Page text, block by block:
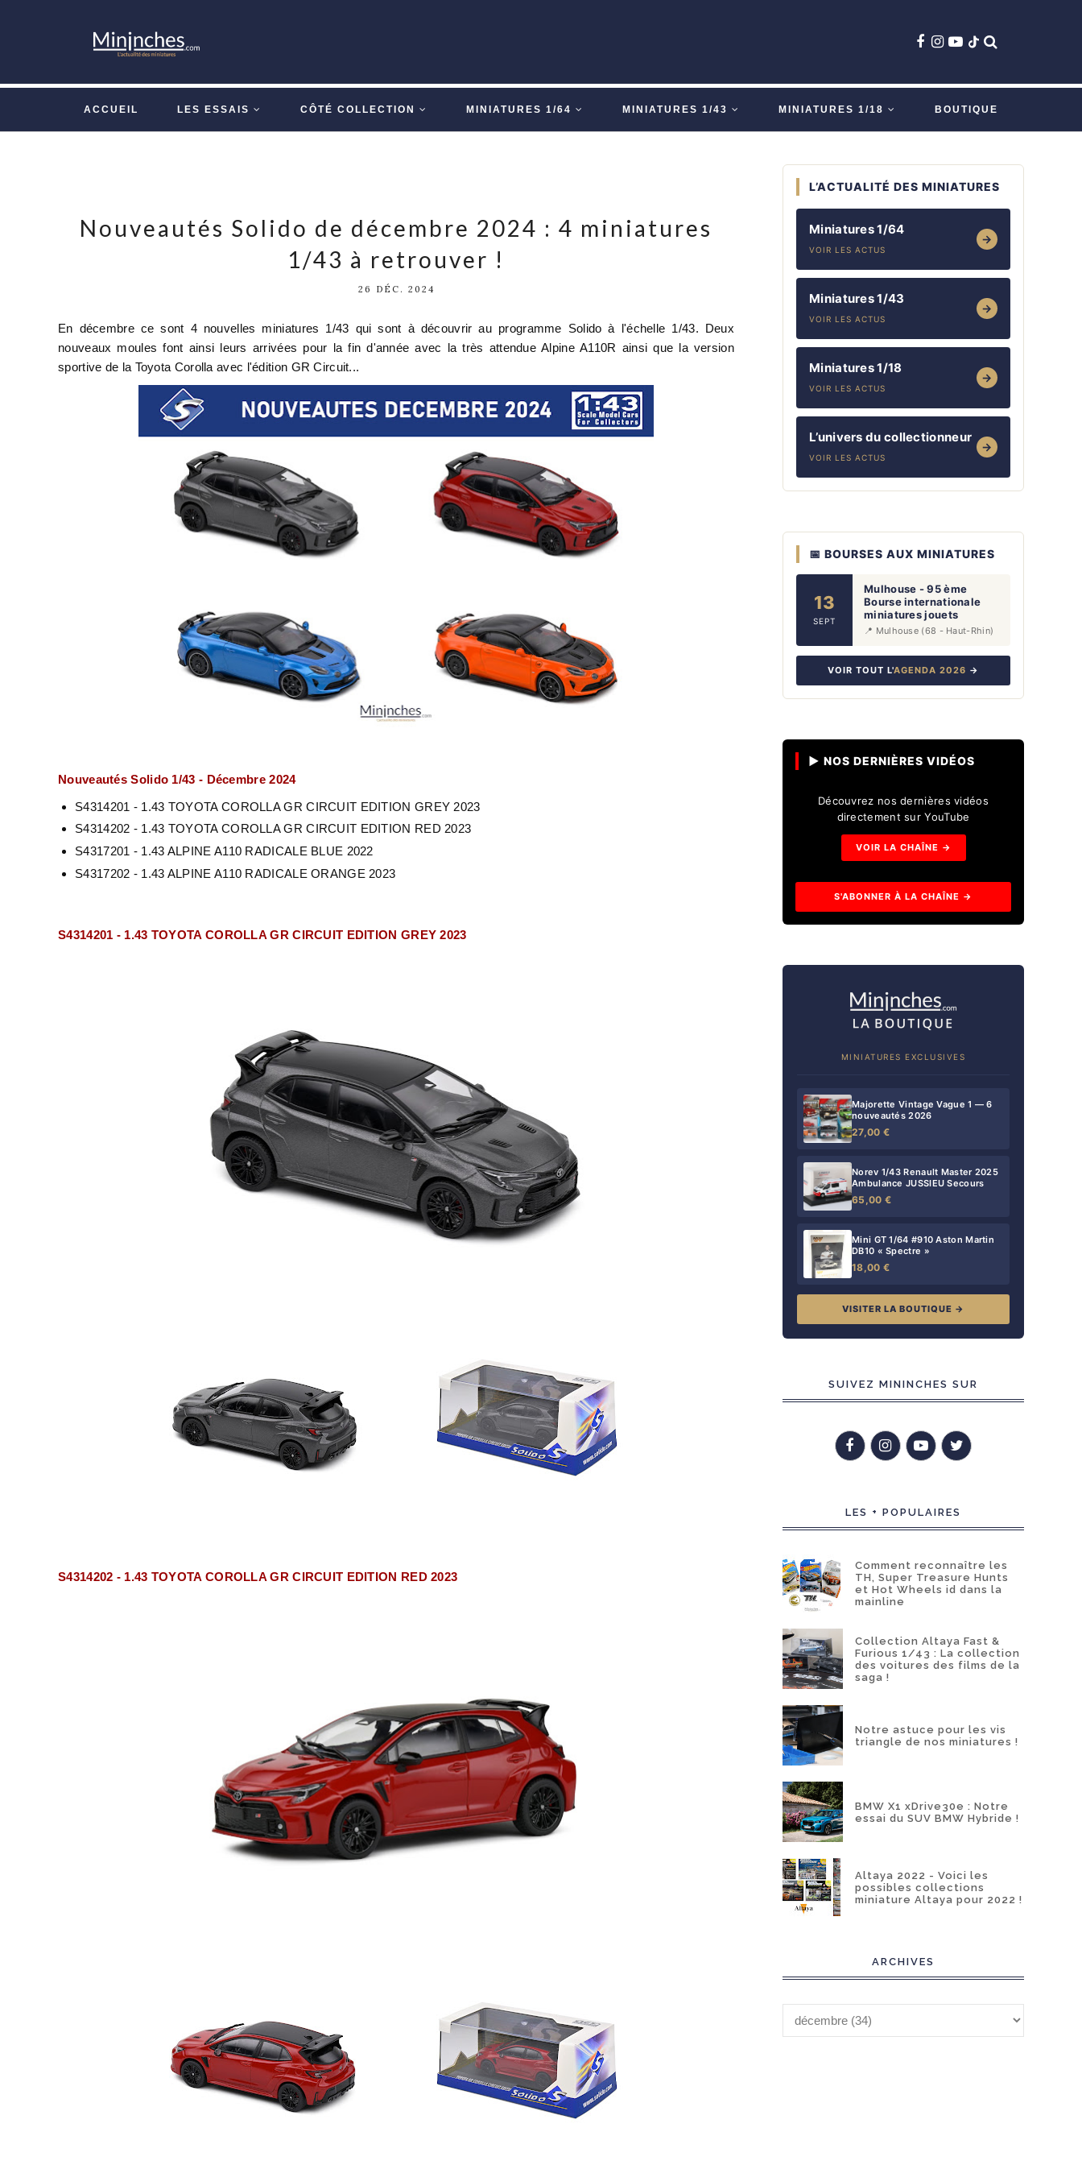
ACCUEIL LES ESSAIS CÔTÉ COLLECTION MINIATURES 1/64 MINIATURES 1/43 MINIATURES 1/18 BOUTIQUE
Nouveautés Solido de décembre 2024 : 4 miniatures
1/43 à retrouver !
26 DÉC. 2024
En décembre ce sont 4 nouvelles miniatures 1/43 qui sont à découvrir au programme Solido à l'échelle 1/43. Deux
nouveaux moules font ainsi leurs arrivées pour la fin d'année avec la très attendue Alpine A110R ainsi que la version
sportive de la Toyota Corolla avec l'édition GR Circuit...
Nouveautés Solido 1/43 - Décembre 2024
S4314201 - 1.43 TOYOTA COROLLA GR CIRCUIT EDITION GREY 2023
S4314202 - 1.43 TOYOTA COROLLA GR CIRCUIT EDITION RED 2023
S4317201 - 1.43 ALPINE A110 RADICALE BLUE 2022
S4317202 - 1.43 ALPINE A110 RADICALE ORANGE 2023
S4314201 - 1.43 TOYOTA COROLLA GR CIRCUIT EDITION GREY 2023
S4314202 - 1.43 TOYOTA COROLLA GR CIRCUIT EDITION RED 2023
L’ACTUALITÉ DES MINIATURES
Miniatures 1/64
VOIR LES ACTUS
→
Miniatures 1/43
VOIR LES ACTUS
→
Miniatures 1/18
VOIR LES ACTUS
→
L’univers du collectionneur
VOIR LES ACTUS
→
📅 BOURSES AUX MINIATURES
13
SEPT
Mulhouse - 95 ème
Bourse internationale
miniatures jouets
📍 Mulhouse (68 - Haut-Rhin)
VOIR TOUT L'AGENDA 2026 →
▶ NOS DERNIÈRES VIDÉOS
Découvrez nos dernières vidéos
directement sur YouTube
VOIR LA CHAÎNE →
S'ABONNER À LA CHAÎNE →
MINIATURES EXCLUSIVES
Majorette Vintage Vague 1 — 6
nouveautés 2026
27,00 €
Norev 1/43 Renault Master 2025
Ambulance JUSSIEU Secours
65,00 €
Mini GT 1/64 #910 Aston Martin
DB10 « Spectre »
18,00 €
VISITER LA BOUTIQUE →
SUIVEZ MININCHES SUR
LES + POPULAIRES
Comment reconnaître les
TH, Super Treasure Hunts
et Hot Wheels id dans la
mainline
Collection Altaya Fast &
Furious 1/43 : La collection
des voitures des films de la
saga !
Notre astuce pour les vis
triangle de nos miniatures !
BMW X1 xDrive30e : Notre
essai du SUV BMW Hybride !
Altaya 2022 - Voici les
possibles collections
miniature Altaya pour 2022 !
ARCHIVES